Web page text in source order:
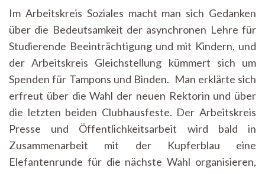
Im Arbeitskreis Soziales macht man sich Gedanken
über die Bedeutsamkeit der asynchronen Lehre für
Studierende Beeinträchtigung und mit Kindern, und
der Arbeitskreis Gleichstellung kümmert sich um
Spenden für Tampons und Binden. Man erklärte sich
erfreut über die Wahl der neuen Rektorin und über
die letzten beiden Clubhausfeste. Der Arbeitskreis
Presse und Öffentlichkeitsarbeit wird bald in
Zusammenarbeit mit der Kupferblau eine
Elefantenrunde für die nächste Wahl organisieren,